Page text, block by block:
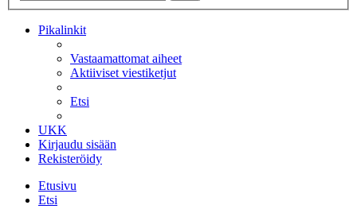
Pikalinkit
Vastaamattomat aiheet
Aktiiviset viestiketjut
Etsi
UKK
Kirjaudu sisään
Rekisteröidy
Etusivu
Etsi